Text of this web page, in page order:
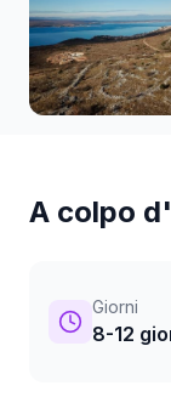
A colpo
Giorni
8-12